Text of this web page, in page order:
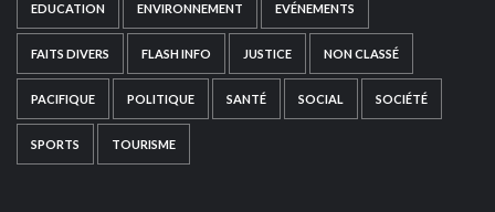
EDUCATION ENVIRONNEMENT EVÉNEMENTS
FAITS DIVERS FLASH INFO JUSTICE NON CLASSÉ
PACIFIQUE POLITIQUE SANTÉ SOCIAL SOCIÉTÉ
SPORTS TOURISME